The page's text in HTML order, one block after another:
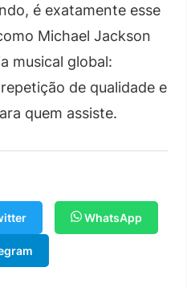
é exatamente esse
Michael Jackson
musical global:
de qualidade e
quem assiste.
WhatsApp